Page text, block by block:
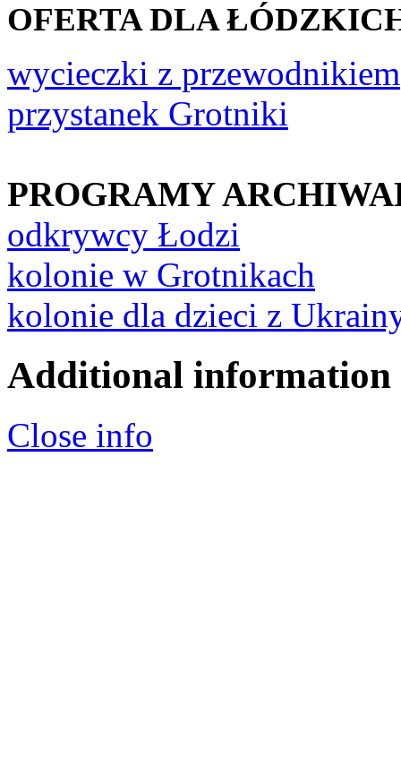
OFERTA DLA
wycieczki z przewodnikiem
przystanek Grotniki
PROGRAMY
odkrywcy Łodzi
kolonie w Grotnikach
kolonie dla dzieci z
Additional information
Close info